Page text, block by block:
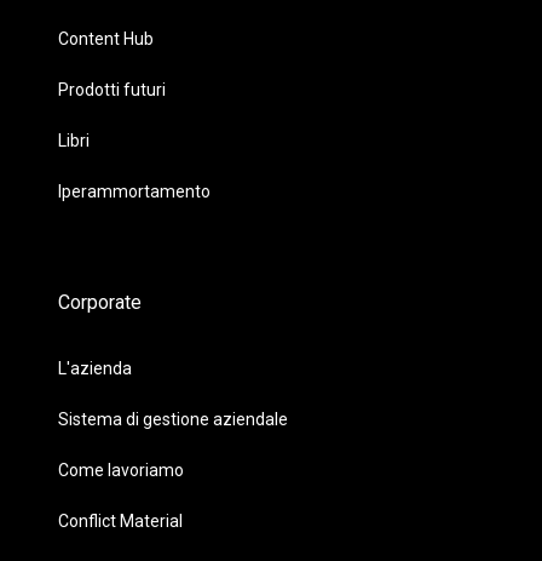
Content Hub
Prodotti futuri
Libri
Iperammortamento
Corporate
L'azienda
Sistema di gestione aziendale
Come lavoriamo
Conflict Material